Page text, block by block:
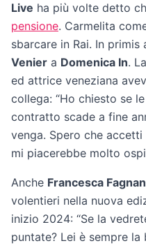
Live ha più volte detto
pensione. Carmelita
sbarcare in Rai. In primis
Venier a Domenica In.
ed attrice veneziana
collega: “Ho chiesto se
contratto scade a fine
venga. Spero che
mi piacerebbe molto
Anche Francesca
volentieri nella nuova
inizio 2024: “Se la
puntate? Lei è sempre la